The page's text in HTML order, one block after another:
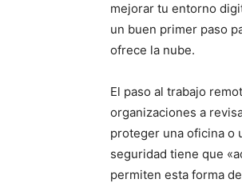
mejorar tu entorno
un buen primer paso
ofrece la nube.
El paso al trabajo
organizaciones a
proteger una oficina o
seguridad tiene que
permiten esta forma